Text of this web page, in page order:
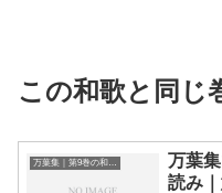
この和歌と同じ
万葉
読み